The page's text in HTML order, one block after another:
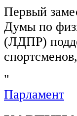
Первый
Думы по
(ЛДПР)
"
Парламент